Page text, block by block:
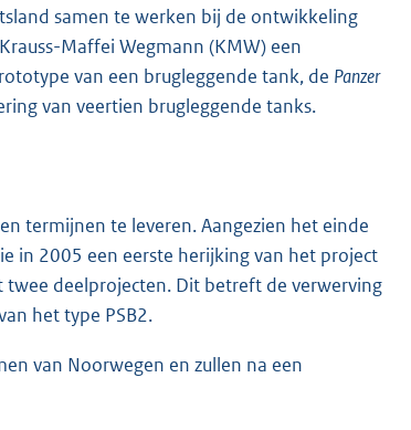
samen te werken bij de ontwikkeling
Maffei Wegmann (KMW) een
van een brugleggende tank, de Panzer
van veertien brugleggende tanks.
termijnen te leveren. Aangezien het einde
in 2005 een eerste herijking van het project
twee deelprojecten. Dit betreft de verwerving
het type PSB2.
van Noorwegen en zullen na een